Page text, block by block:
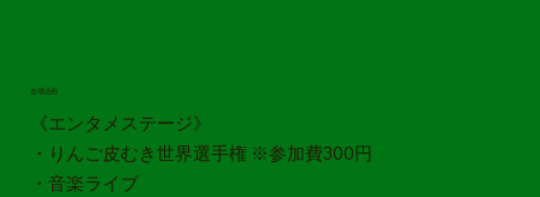
会場企画
《エンタメステージ》
・りんご皮むき世界選手権 ※参加費300円
・音楽ライブ